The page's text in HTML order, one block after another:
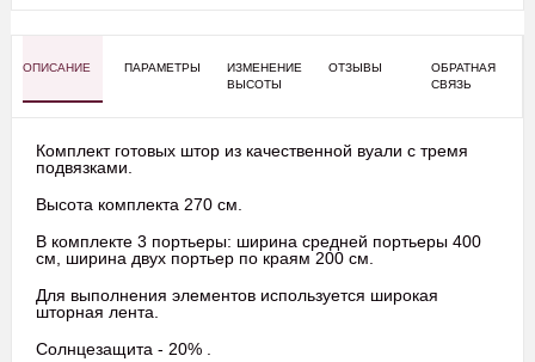
ОПИСАНИЕ ПАРАМЕТРЫ
ИЗМЕНЕНИЕ
ВЫСОТЫ
ОТЗЫВЫ
ОБРАТНАЯ
СВЯЗЬ
Комплект готовых штор из качественной вуали с тремя
подвязками.
Высота комплекта 270 см.
В комплекте 3 портьеры: ширина средней портьеры 400
см, ширина двух портьер по краям 200 см.
Для выполнения элементов используется широкая
шторная лента.
Солнцезащита - 20% .